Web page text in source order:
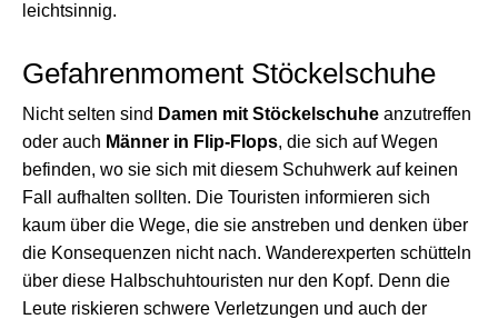
leichtsinnig.
Gefahrenmoment Stöckelschuhe
Nicht selten sind Damen mit Stöckelschuhe anzutreffen
oder auch Männer in Flip-Flops, die sich auf Wegen
befinden, wo sie sich mit diesem Schuhwerk auf keinen
Fall aufhalten sollten. Die Touristen informieren sich
kaum über die Wege, die sie anstreben und denken über
die Konsequenzen nicht nach. Wanderexperten schütteln
über diese Halbschuhtouristen nur den Kopf. Denn die
Leute riskieren schwere Verletzungen und auch der